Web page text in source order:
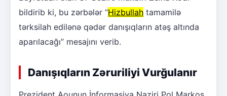
bildirib ki, bu zərbələr “Hizbullah tamamilə
tərksilah edilənə qədər danışıqların atəş altında
aparılacağı” mesajını verib.
Danışıqların Zəruriliyi Vurğulanır